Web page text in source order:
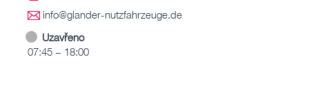
info@glander-nutzfahrzeuge.de
Uzavřeno
07:45 – 18:00